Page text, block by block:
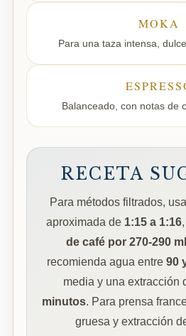
MOKA
Para una taza intensa,
Balanceado, con notas de
RECETA
Para métodos filtrados,
aproximada de 1:15 a 1:16
de café por 270-290
recomienda agua entre 90
media y una extracción
minutos. Para prensa
gruesa y extracción